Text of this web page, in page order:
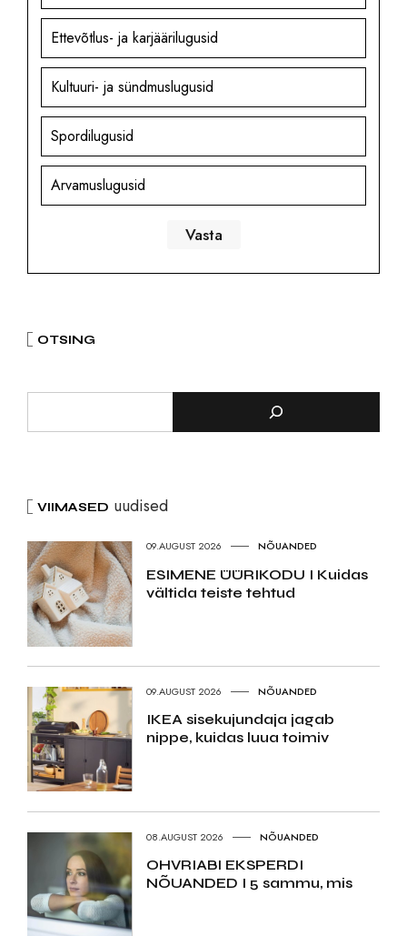
Ettevõtlus- ja karjäärilugusid
Kultuuri- ja sündmuslugusid
Spordilugusid
Arvamuslugusid
OTSING
VIIMASED uudised
09.AUGUST 2026 NÕUANDED
ESIMENE ÜÜRIKODU I Kuidas
vältida teiste tehtud
09.AUGUST 2026 NÕUANDED
IKEA sisekujundaja jagab
nippe, kuidas luua toimiv
08.AUGUST 2026 NÕUANDED
OHVRIABI EKSPERDI
NÕUANDED I 5 sammu, mis